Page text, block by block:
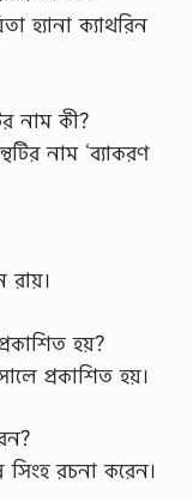
হ্যানা ক্যাথরিন
নাম কী?
নাম ‘ব্যাকরণ
রায়।
হয়?
প্রকাশিত হয়।
সিংহ রচনা করেন।